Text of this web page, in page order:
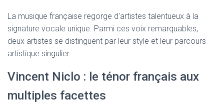
La musique française regorge d'artistes talentueux à la
signature vocale unique. Parmi ces voix remarquables,
deux artistes se distinguent par leur style et leur parcours
artistique singulier.
Vincent Niclo : le ténor français aux
multiples facettes